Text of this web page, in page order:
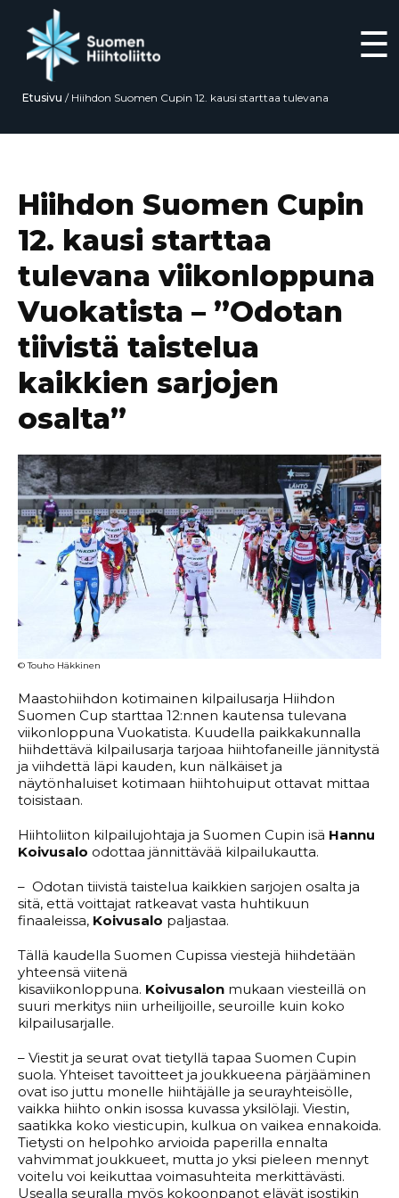
☰
Etusivu / Hiihdon Suomen Cupin 12. kausi starttaa tulevana
osalta”
Hiihdon Suomen Cupin
12. kausi starttaa
tulevana viikonloppuna
Vuokatista – ”Odotan
tiivistä taistelua
kaikkien sarjojen
osalta”
© Touho Häkkinen
Maastohiihdon kotimainen kilpailusarja Hiihdon
Suomen Cup starttaa 12:nnen kautensa tulevana
viikonloppuna Vuokatista. Kuudella paikkakunnalla
hiihdettävä kilpailusarja tarjoaa hiihtofaneille jännitystä
ja viihdettä läpi kauden, kun nälkäiset ja
näytönhaluiset kotimaan hiihtohuiput ottavat mittaa
toisistaan.
Hiihtoliiton kilpailujohtaja ja Suomen Cupin isä Hannu
Koivusalo odottaa jännittävää kilpailukautta.
– Odotan tiivistä taistelua kaikkien sarjojen osalta ja
sitä, että voittajat ratkeavat vasta huhtikuun
finaaleissa, Koivusalo paljastaa.
Tällä kaudella Suomen Cupissa viestejä hiihdetään
yhteensä viitenä
kisaviikonloppuna. Koivusalon mukaan viesteillä on
suuri merkitys niin urheilijoille, seuroille kuin koko
kilpailusarjalle.
– Viestit ja seurat ovat tietyllä tapaa Suomen Cupin
suola. Yhteiset tavoitteet ja joukkueena pärjääminen
ovat iso juttu monelle hiihtäjälle ja seurayhteisölle,
vaikka hiihto onkin isossa kuvassa yksilölaji. Viestin,
saatikka koko viesticupin, kulkua on vaikea ennakoida.
Tietysti on helpohko arvioida paperilla ennalta
vahvimmat joukkueet, mutta jo yksi pieleen mennyt
voitelu voi keikuttaa voimasuhteita merkittävästi.
Usealla seuralla myös kokoonpanot elävät isostikin